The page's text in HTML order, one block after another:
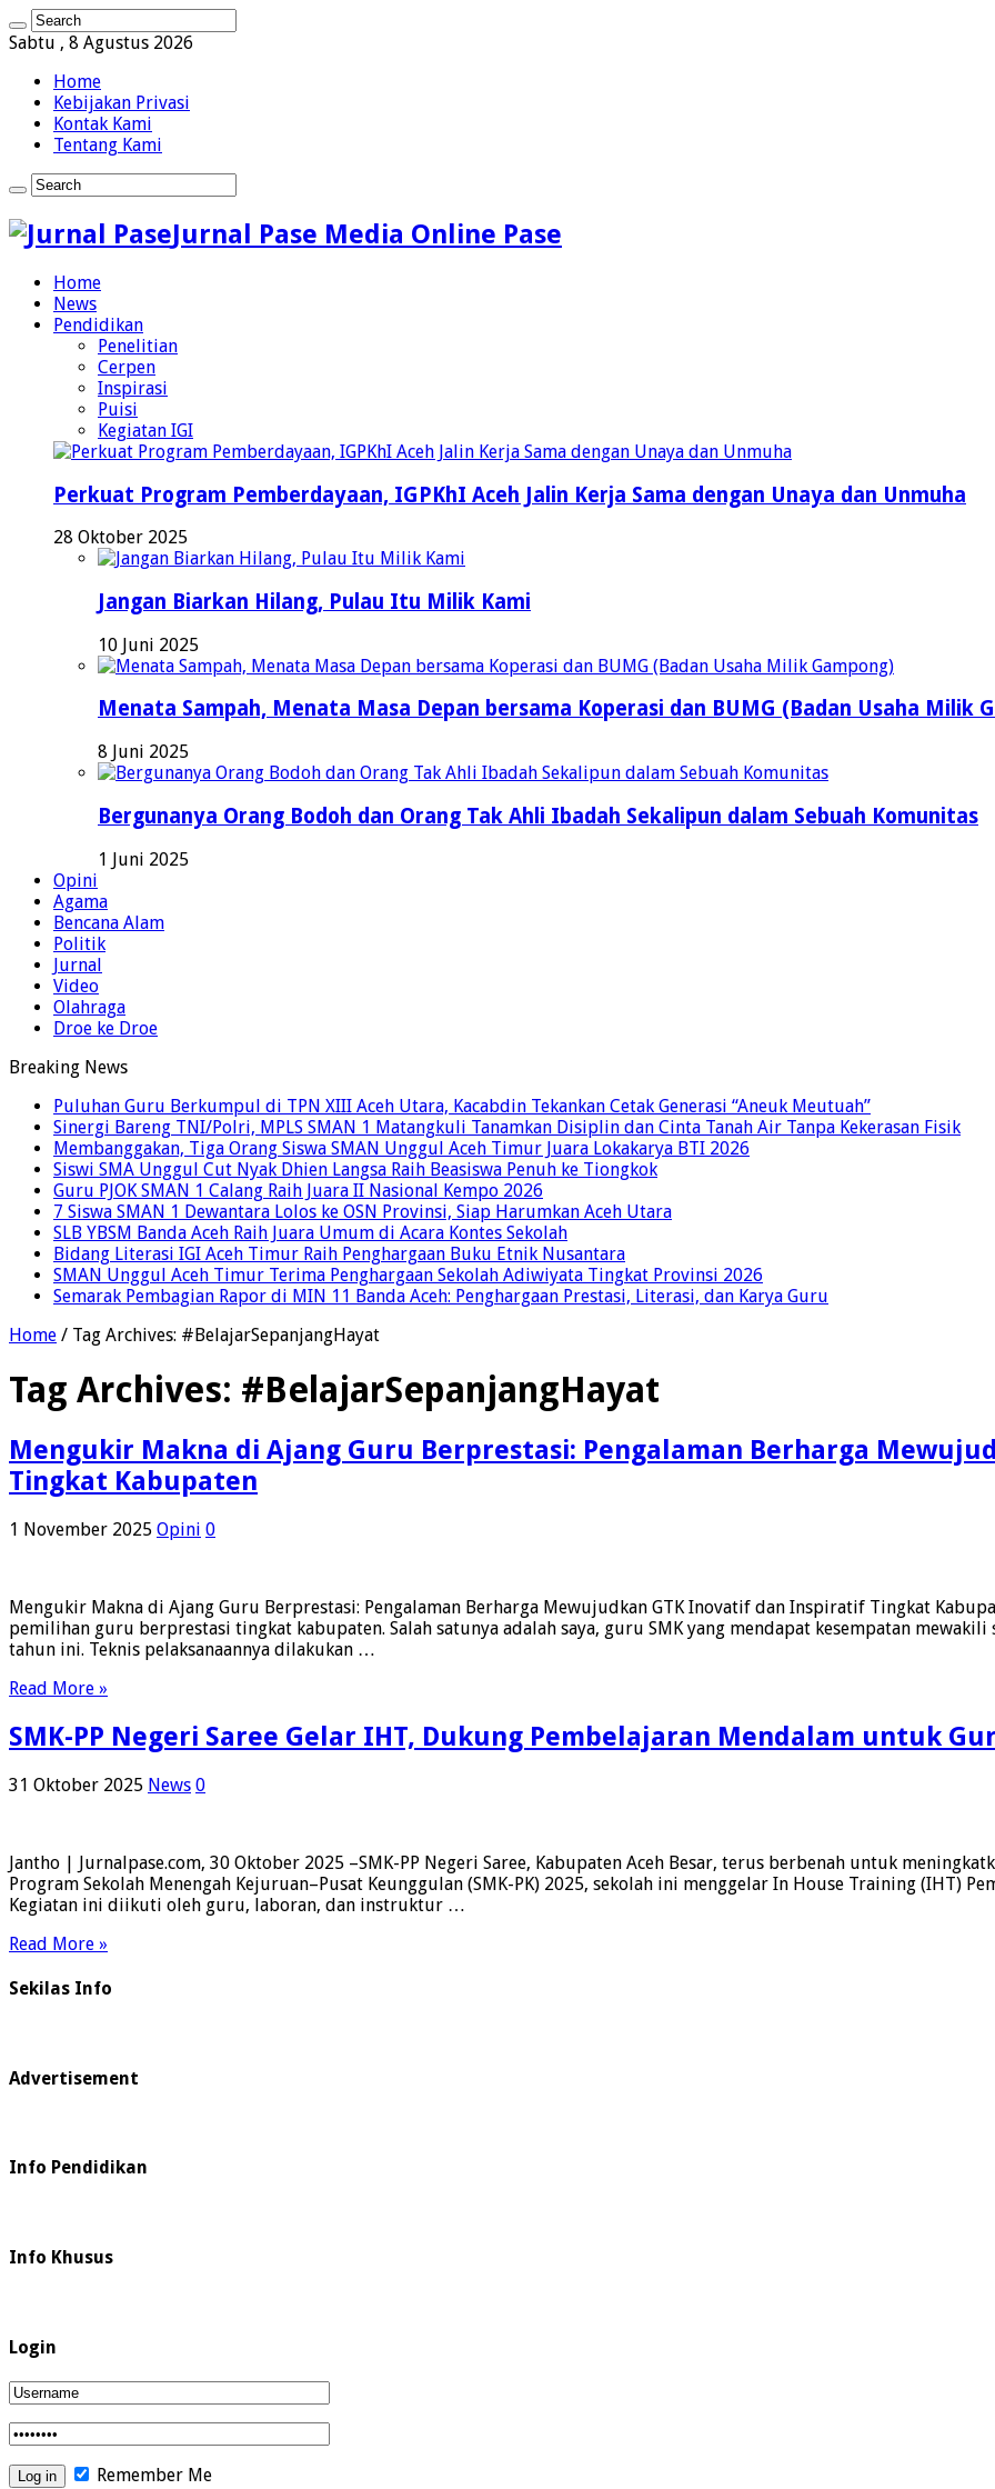
Sabtu , 8 Agustus 2026
Home
Kebijakan Privasi
Kontak Kami
Tentang Kami
Jurnal Pase Media Online Pase
Home
News
Pendidikan
Penelitian
Cerpen
Inspirasi
Puisi
Kegiatan IGI
Perkuat Program Pemberdayaan, IGPKhI Aceh Jalin Kerja Sama dengan Unaya dan Unmuha
28 Oktober 2025
Jangan Biarkan Hilang, Pulau Itu Milik Kami
10 Juni 2025
Menata Sampah, Menata Masa Depan bersama Koperasi dan BUMG (Badan Usaha Milik
8 Juni 2025
Bergunanya Orang Bodoh dan Orang Tak Ahli Ibadah Sekalipun dalam Sebuah Komunitas
1 Juni 2025
Opini
Agama
Bencana Alam
Politik
Jurnal
Video
Olahraga
Droe ke Droe
Breaking News
Puluhan Guru Berkumpul di TPN XIII Aceh Utara, Kacabdin Tekankan Cetak Generasi “Aneuk Meutuah”
Sinergi Bareng TNI/Polri, MPLS SMAN 1 Matangkuli Tanamkan Disiplin dan Cinta Tanah Air Tanpa Kekerasan Fisik
Membanggakan, Tiga Orang Siswa SMAN Unggul Aceh Timur Juara Lokakarya BTI 2026
Siswi SMA Unggul Cut Nyak Dhien Langsa Raih Beasiswa Penuh ke Tiongkok
Guru PJOK SMAN 1 Calang Raih Juara II Nasional Kempo 2026
7 Siswa SMAN 1 Dewantara Lolos ke OSN Provinsi, Siap Harumkan Aceh Utara
SLB YBSM Banda Aceh Raih Juara Umum di Acara Kontes Sekolah
Bidang Literasi IGI Aceh Timur Raih Penghargaan Buku Etnik Nusantara
SMAN Unggul Aceh Timur Terima Penghargaan Sekolah Adiwiyata Tingkat Provinsi 2026
Semarak Pembagian Rapor di MIN 11 Banda Aceh: Penghargaan Prestasi, Literasi, dan Karya Guru
Home / Tag Archives: #BelajarSepanjangHayat
Tag Archives: #BelajarSepanjangHayat
Mengukir Makna di Ajang Guru Berprestasi: Pengalaman Berharga
Tingkat Kabupaten
1 November 2025 Opini 0
Mengukir Makna di Ajang Guru Berprestasi: Pengalaman Berharga Mewujudkan GTK Inovatif dan Inspiratif Tingkat
pemilihan guru berprestasi tingkat kabupaten. Salah satunya adalah saya, guru SMK yang mendapat kesempatan
tahun ini. Teknis pelaksanaannya dilakukan …
Read More »
SMK-PP Negeri Saree Gelar IHT, Dukung Pembelajaran Mendalam untuk
31 Oktober 2025 News 0
Jantho | Jurnalpase.com, 30 Oktober 2025 –SMK-PP Negeri Saree, Kabupaten Aceh Besar, terus berbenah untuk
Program Sekolah Menengah Kejuruan–Pusat Keunggulan (SMK-PK) 2025, sekolah ini menggelar In House Training (IHT)
Kegiatan ini diikuti oleh guru, laboran, dan instruktur …
Read More »
Sekilas Info
Advertisement
Info Pendidikan
Info Khusus
Login
Remember Me